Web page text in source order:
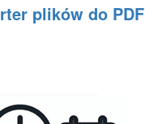
plików do PDF